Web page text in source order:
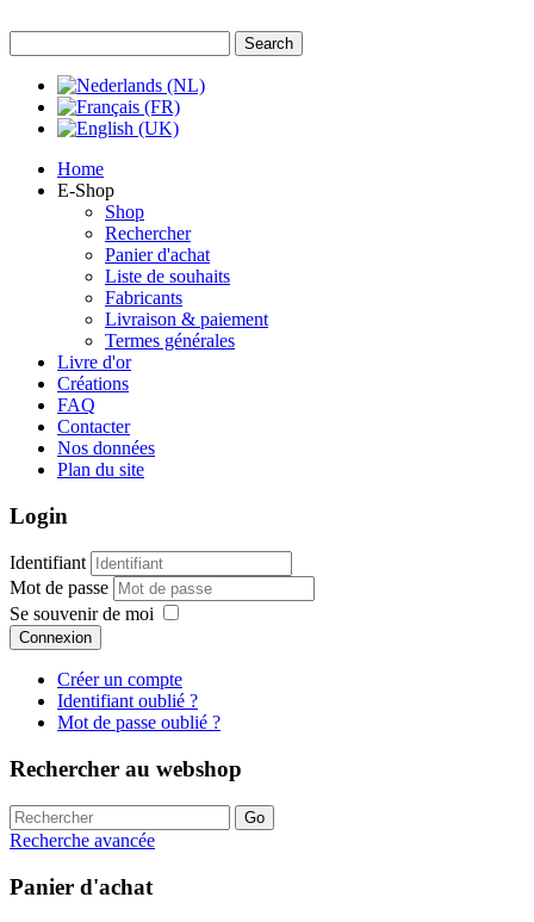
Home
E-Shop
Shop
Rechercher
Panier d'achat
Liste de souhaits
Fabricants
Livraison & paiement
Termes générales
Livre d'or
Créations
FAQ
Contacter
Nos données
Plan du site
Login
Identifiant
Mot de passe
Se souvenir de moi
Connexion
Créer un compte
Identifiant oublié ?
Mot de passe oublié ?
Rechercher au webshop
Recherche avancée
Panier d'achat